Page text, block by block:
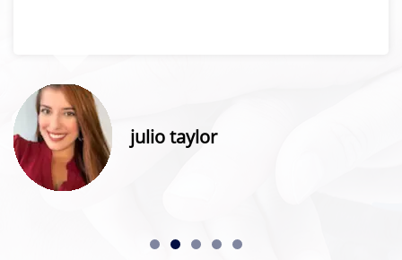
julio taylor